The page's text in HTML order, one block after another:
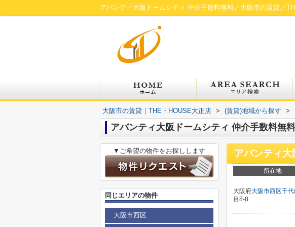
アバンティ大阪ドームシティ 仲介手数料無料／大阪市の賃貸／
大阪市の賃貸｜THE・HOUSE大正店 > (賃貸)地域から探す >
アバンティ大阪ドームシティ 仲介手数料無料
アバンティ
所在地
大阪府大阪市西区千
目8-8
▼ご希望の物件をお探しします
同じエリアの物件
大阪市西区